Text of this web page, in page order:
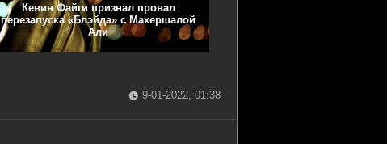
Кевин Файги признал провал
перезапуска «Блэйда» с Махершалой
Али
9-01-2022, 01:38